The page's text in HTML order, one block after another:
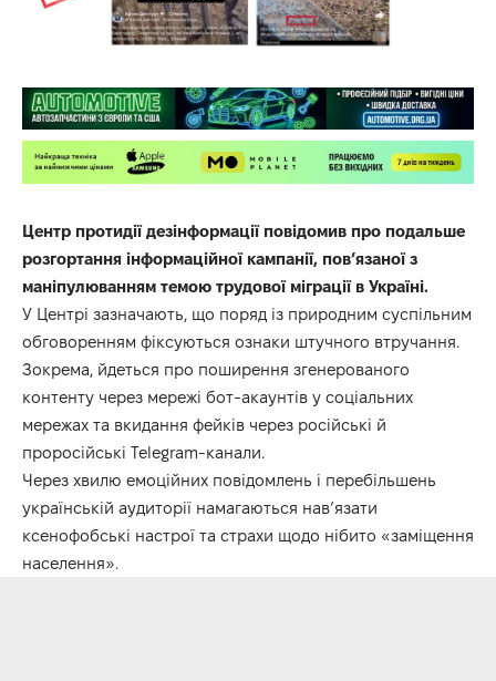
Центр протидії дезінформації повідомив про подальше
розгортання інформаційної кампанії, пов’язаної з
маніпулюванням темою трудової міграції в Україні.
У Центрі зазначають, що поряд із природним суспільним
обговоренням фіксуються ознаки штучного втручання.
Зокрема, йдеться про поширення згенерованого
контенту через мережі бот-акаунтів у соціальних
мережах та вкидання фейків через російські й
проросійські Telegram-канали.
Через хвилю емоційних повідомлень і перебільшень
українській аудиторії намагаються нав’язати
ксенофобські настрої та страхи щодо нібито «заміщення
населення».